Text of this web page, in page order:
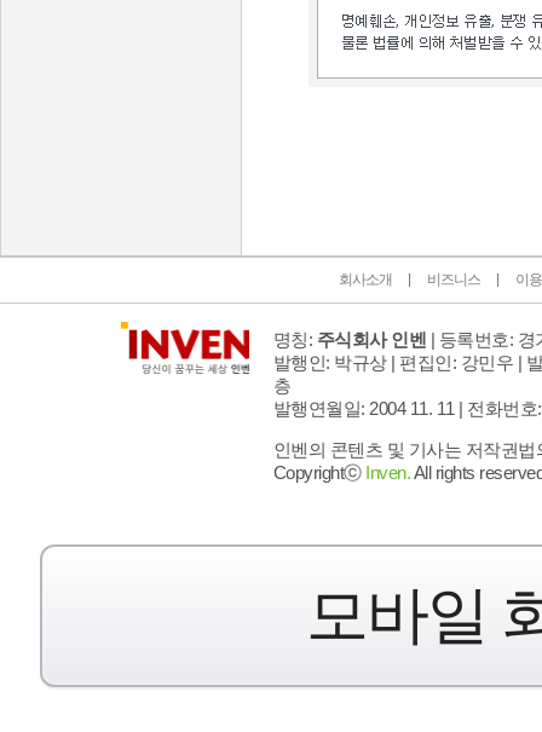
회사소개 비즈니스 이
명칭: 주식회사 인벤 | 등록번호: 경
발행인: 박규상 | 편집인: 강민우 |
층
발행연월일: 2004 11. 11 | 전화번호
인벤의 콘텐츠 및 기사는 저작권
Copyrightⓒ Inven.All rights
모바일